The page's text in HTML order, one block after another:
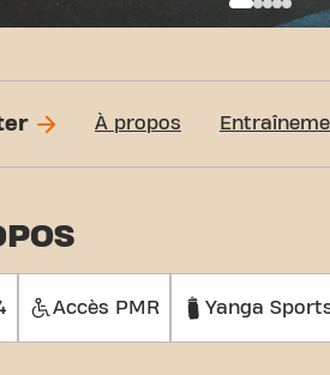
À propos
Accès PMR Yanga